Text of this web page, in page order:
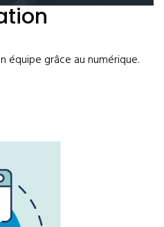
équipe grâce au numérique.